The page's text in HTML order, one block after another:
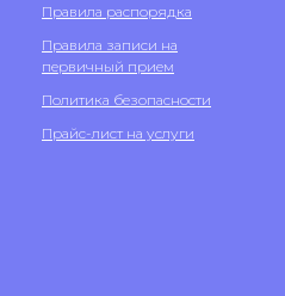
Правила распорядка
Правила записи на
первичный прием
Политика безопасности
Прайс-лист на услуги